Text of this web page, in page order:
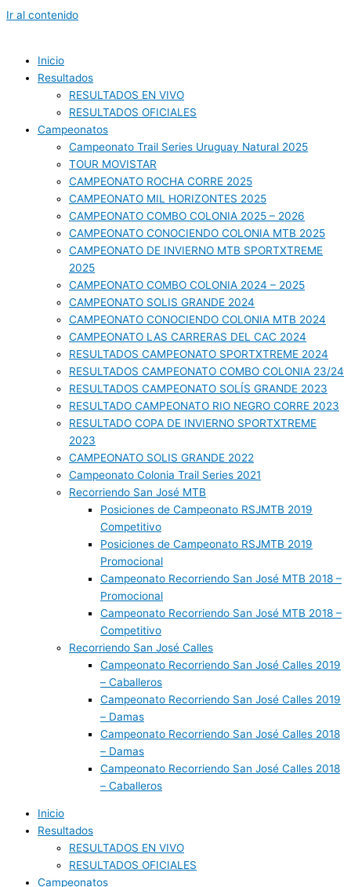
Ir al contenido
Inicio
Resultados
RESULTADOS EN VIVO
RESULTADOS OFICIALES
Campeonatos
Campeonato Trail Series Uruguay Natural 2025
TOUR MOVISTAR
CAMPEONATO ROCHA CORRE 2025
CAMPEONATO MIL HORIZONTES 2025
CAMPEONATO COMBO COLONIA 2025 – 2026
CAMPEONATO CONOCIENDO COLONIA MTB 2025
CAMPEONATO DE INVIERNO MTB SPORTXTREME
2025
CAMPEONATO COMBO COLONIA 2024 – 2025
CAMPEONATO SOLIS GRANDE 2024
CAMPEONATO CONOCIENDO COLONIA MTB 2024
CAMPEONATO LAS CARRERAS DEL CAC 2024
RESULTADOS CAMPEONATO SPORTXTREME 2024
RESULTADOS CAMPEONATO COMBO COLONIA 23/24
RESULTADOS CAMPEONATO SOLÍS GRANDE 2023
RESULTADO CAMPEONATO RIO NEGRO CORRE 2023
RESULTADO COPA DE INVIERNO SPORTXTREME
2023
CAMPEONATO SOLIS GRANDE 2022
Campeonato Colonia Trail Series 2021
Recorriendo San José MTB
Posiciones de Campeonato RSJMTB 2019
Competitivo
Posiciones de Campeonato RSJMTB 2019
Promocional
Campeonato Recorriendo San José MTB 2018 –
Promocional
Campeonato Recorriendo San José MTB 2018 –
Competitivo
Recorriendo San José Calles
Campeonato Recorriendo San José Calles 2019
– Caballeros
Campeonato Recorriendo San José Calles 2019
– Damas
Campeonato Recorriendo San José Calles 2018
– Damas
Campeonato Recorriendo San José Calles 2018
– Caballeros
Inicio
Resultados
RESULTADOS EN VIVO
RESULTADOS OFICIALES
Campeonatos